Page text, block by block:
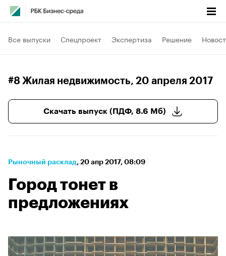
Все выпуски Спецпроект Экспертиза Решение
#8 Жилая недвижимость, 20 апреля 2017
Скачать выпуск (ПДФ, 8.6 Мб)
Рыночный расклад⁠, 20 апр 2017, 08:09
Город тонет в
предложениях